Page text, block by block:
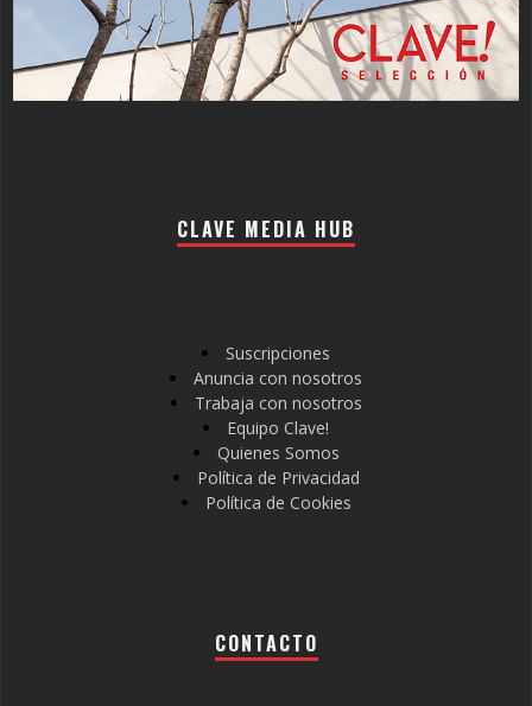
CLAVE MEDIA HUB
Suscripciones
Anuncia con nosotros
Trabaja con nosotros
Equipo Clave!
Quienes Somos
Política de Privacidad
Política de Cookies
CONTACTO